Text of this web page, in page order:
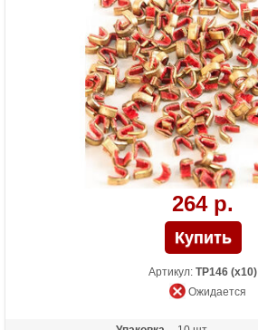
264 р.
Артикул: TP146 (x10)
Ожидается